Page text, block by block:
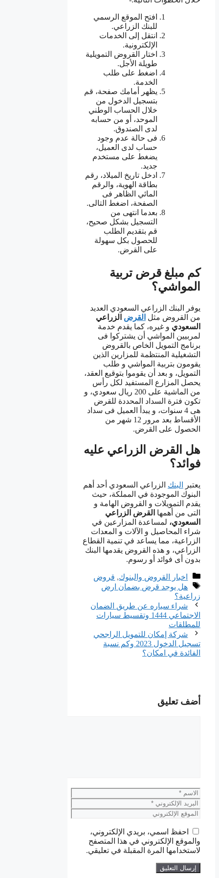
افتح الموقع الرسمي
للبنك الزراعي.
انتقل إلى الخدمات
الإلكترونية.
اختار القروض التمويلية
طويلة الأجل.
اضغط على طلب
الخدمة.
يظهر أمامك صفحة، قم
بتسجيل الدخول من
خلال الحساب الوطني
الموحد، أو من حسابه
لدى الصندوق.
فى حالة عدم وجود
حساب لدى العميل،
يضغط على مستخدم
جديد.
ادخل تاريخ الميلاد، رقم
بطاقة الهوية، والرقم
المائي الظاهر فى
الصفحة، اضغط التالى.
بعدما انتهى من
التسجيل بشكل صحيح،
قم بتقديم الطلب
للحصول بكل سهولة
على القرض.
كم مبلغ قرض تربية
المواشي؟
يوفر البنك الزراعي السعودي العديد
من القروض مثل القرض الزراعي
السعودي و غيره، كما يقدم خدمة
لمربيين المواشي أن يشتركوا فى
برنامج التمويل الخاص بالقروض
التشغيلية المنتظمة للمزارين الذين
يقومون بتربية المواشي و طلب
التمويل، و بعد أن يقوموا بتوقيع العقد،
يحصل المزارع المستفيد لكل رأس
من الماشية على 200 ريال سعودي، و
تكون فترة السداد المحددة للقرض
هى 4 سنوات، و يبدأ العميل فى سداد
الأقساط بعد مرور 12 شهر من
الحصول على القرض.
هل القرض الزراعي عليه
فوائد؟
يعتبر البنك الزراعي السعودي أحد أهم
البنوك الموجودة في المملكة، حيث
يقدم التمويلات و القروض الهامة و
التى من أهمها القرض الزراعي
السعودي، لمساعدة المزارعين في
شراء المحاصيل و الآلات و المعدات
الزراعية، مما يساعد في تنمية القطاع
الزراعي، و هذه القروض يقدمها البنك
بدون أى فوائد أو رسوم.
التصنيفات
اخبار القروض والبنوك, قروض
الوسوم
هل يوجد قرض بضمان ارض
زراعية؟
شراء سياره عن طريق الضمان
الاجتماعي 1444 وتقسيط سيارات
للمطلقات
شركة إمكان للتمويل الراجحي
تسجيل الدخول 2023 وكم نسبة
الفائدة في امكان؟
أضف تعليق
الاسم
البريد
الإلكتروني
الموقع
احفظ اسمي، بريدي الإلكتروني،
والموقع الإلكتروني في هذا المتصفح
لاستخدامها المرة المقبلة في تعليقي.